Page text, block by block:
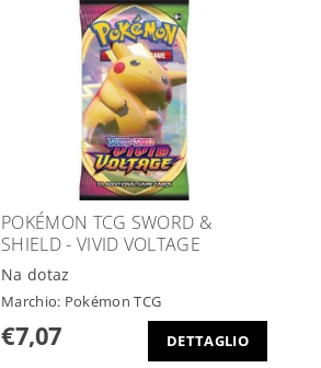
POKÉMON TCG SWORD &
SHIELD - VIVID VOLTAGE
Na dotaz
Marchio: Pokémon TCG
€7,07 DETTAGLIO